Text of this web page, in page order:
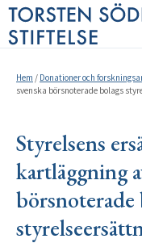
Hem / Donationer och
svenska börsnoterade bolags
Styrelsens
kartläggning
börsnoterade